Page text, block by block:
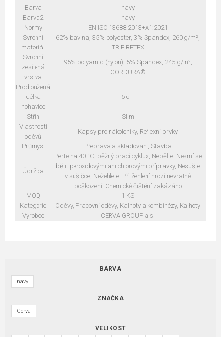
Barva
navy
Barva2
navy
Normy
EN ISO 13688:2013+A1:2021
Svrchní
materiál
62% bavlna, 35% polyester, 3% Spandex, 260 g/m²,
TRIFIBETEX
Svrchní
zesílená
vrstva
95% polyamid (nylon), 5% Spandex, 245 g/m²,
CORDURA®
Prodloužená
délka
nohavice
5 cm
Střih
Slim
Vlastnosti
oděvů
Kapsy pro nákoleníky, Reflexní prvky
Průmysl
Přeprava a skladování, Stavba
Údržba
Perte na 40 °C, běžný prací cyklus, Nebělte. Nesmí se
bělit peroxidovými ani chlorovými přípravky, Nesušte
v sušičce, Nežehlete. Při žehlení hrozí nevratné
poškození, Chemické čištění zakázáno
MOQ
1 KS
Kategorie
Oděvy, Pracovní oděvy, Kalhoty a kombinézy, Kalhoty
Výrobce
CERVA GROUP a.s.
BARVA
navy
ZNAČKA
Cerva
VELIKOST